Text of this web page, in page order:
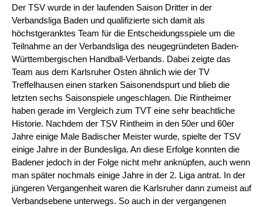
Der TSV wurde in der laufenden Saison Dritter in der
Verbandsliga Baden und qualifizierte sich damit als
höchstgeranktes Team für die Entscheidungsspiele um die
Teilnahme an der Verbandsliga des neugegründeten Baden-
Württembergischen Handball-Verbands. Dabei zeigte das
Team aus dem Karlsruher Osten ähnlich wie der TV
Treffelhausen einen starken Saisonendspurt und blieb die
letzten sechs Saisonspiele ungeschlagen. Die Rintheimer
haben gerade im Vergleich zum TVT eine sehr beachtliche
Historie. Nachdem der TSV Rintheim in den 50er und 60er
Jahre einige Male Badischer Meister wurde, spielte der TSV
einige Jahre in der Bundesliga. An diese Erfolge konnten die
Badener jedoch in der Folge nicht mehr anknüpfen, auch wenn
man später nochmals einige Jahre in der 2. Liga antrat. In der
jüngeren Vergangenheit waren die Karlsruher dann zumeist auf
Verbandsebene unterwegs. So auch in der vergangenen